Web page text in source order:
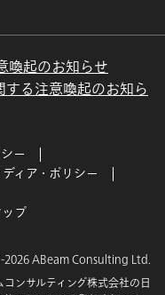
喚起のお知らせ
する注意喚起のお知ら
ー
ィア・ポリシー
プ
ABeam Consulting Ltd.
ンサルティング株式会社の日